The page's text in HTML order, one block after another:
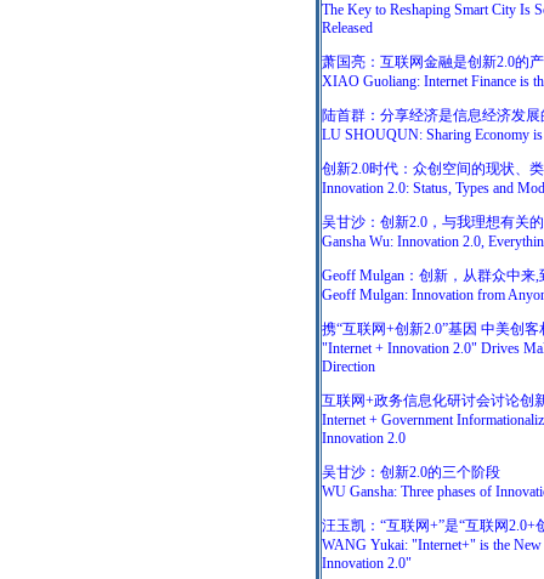
The Key to Reshaping Smart City Is
Released
萧国亮：互联网金融是创新2.0的
XIAO Guoliang: Internet Finance is
陆首群：分享经济是信息经济发
LU SHOUQUN: Sharing Economy
创新2.0时代：众创空间的现状、
Innovation 2.0: Status, Types and
吴甘沙：创新2.0，与我理想有关
Gansha Wu: Innovation 2.0,
Geoff Mulgan：创新，从群众中来
Geoff Mulgan: Innovation from
携“互联网+创新2.0”基因 中美创
"Internet + Innovation 2.0" Drives
Direction
互联网+政务信息化研讨会讨论创
Internet + Government
Innovation 2.0
吴甘沙：创新2.0的三个阶段
WU Gansha: Three phases of
汪玉凯：“互联网+”是“互联网2.0+
WANG Yukai: "Internet+" is the
Innovation 2.0"